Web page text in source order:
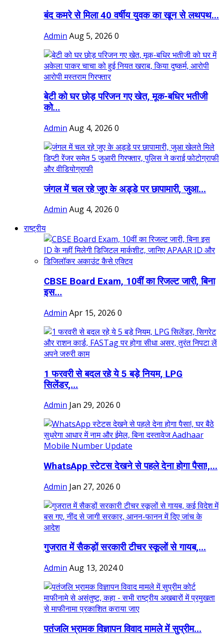
बंद कमरे से मिला 40 वर्षीय युवक का खून से लथपथ...
Admin Aug 5, 2026 0
बेटी को घर छोड़ परिजन गए खेत, मूक-बधिर भतीजी
को...
Admin Aug 4, 2026 0
जंगल में चल रहे जुए के अड्डे पर छापामारी, जुआ...
Admin Aug 4, 2026 0
राष्ट्रीय
CBSE Board Exam, 10वीं का रिजल्ट जारी, बिना
इस...
Admin Apr 15, 2026 0
1 फरवरी से बदल रहे ये 5 बड़े नियम, LPG
सिलेंडर,...
Admin Jan 29, 2026 0
WhatsApp स्टेटस देखने से पहले देना होगा पैसा!,...
Admin Jan 27, 2026 0
गुजरात में सैकड़ों सरकारी टीचर स्कूलों से गायब,...
Admin Aug 13, 20240
पतंजलि भ्रामक विज्ञापन विवाद मामले में सुप्रीम...